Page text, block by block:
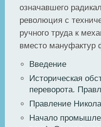
означавшего
революция с
ручного труда к
вместо
Введение
Историческая
переворота.
Правление
Начало